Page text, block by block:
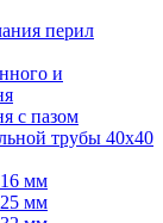
перил
и
с пазом
трубы 40х40
мм
мм